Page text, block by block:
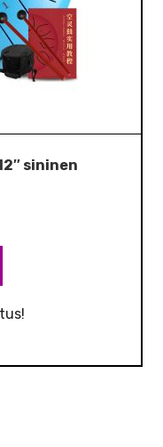
sininen